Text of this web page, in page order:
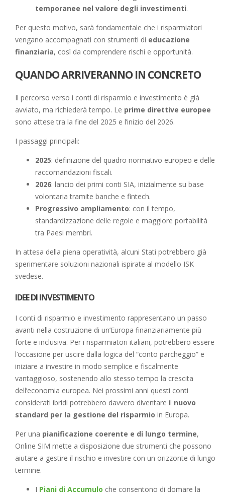
temporanee nel valore degli investimenti.
Per questo motivo, sarà fondamentale che i risparmiatori
vengano accompagnati con strumenti di educazione
finanziaria, così da comprendere rischi e opportunità.
QUANDO ARRIVERANNO IN CONCRETO
Il percorso verso i conti di risparmio e investimento è già
avviato, ma richiederà tempo. Le prime direttive europee
sono attese tra la fine del 2025 e l’inizio del 2026.
I passaggi principali:
2025: definizione del quadro normativo europeo e delle
raccomandazioni fiscali.
2026: lancio dei primi conti SIA, inizialmente su base
volontaria tramite banche e fintech.
Progressivo ampliamento: con il tempo,
standardizzazione delle regole e maggiore portabilità
tra Paesi membri.
In attesa della piena operatività, alcuni Stati potrebbero già
sperimentare soluzioni nazionali ispirate al modello ISK
svedese.
IDEE DI INVESTIMENTO
I conti di risparmio e investimento rappresentano un passo
avanti nella costruzione di un’Europa finanziariamente più
forte e inclusiva. Per i risparmiatori italiani, potrebbero essere
l’occasione per uscire dalla logica del “conto parcheggio” e
iniziare a investire in modo semplice e fiscalmente
vantaggioso, sostenendo allo stesso tempo la crescita
dell’economia europea. Nei prossimi anni questi conti
considerati ibridi potrebbero davvero diventare il nuovo
standard per la gestione del risparmio in Europa.
Per una pianificazione coerente e di lungo termine,
Online SIM mette a disposizione due strumenti che possono
aiutare a gestire il rischio e investire con un orizzonte di lungo
termine.
I Piani di Accumulo che consentono di domare la